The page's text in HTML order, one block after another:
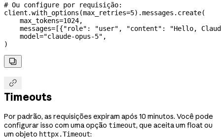
# Ou configure por requisição:
client.with_options(max_retries=5).messages.create(
    max_tokens
=1024,
    messages
= [{"role" : "user" , "content" :
"Hello,
    model
="claude-opus-5" ,
)


Timeouts
Por padrão, as requisições expiram após 10 minutos. Você pode
configurar isso com uma opção timeout, que aceita um float ou
um objeto httpx.Timeout: